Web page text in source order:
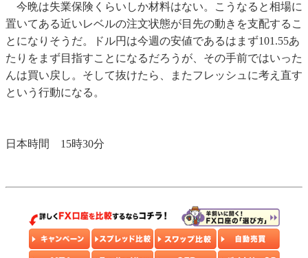
今晩は失業保険くらいしか材料はない。こうなると相場に
置いてある近いレベルの注文状態が目先の動きを支配するこ
とになりそうだ。ドル円は今週の安値であるはまず101.55あ
たりをまず目指すことになるだろうが、その手前ではいった
んは買い戻し。そして抜けたら、またフレッシュに考え直す
という行動になる。
日本時間 15時30分